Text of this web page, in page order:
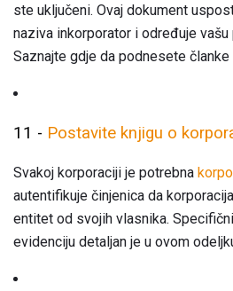
ste uključeni. Ovaj dokument
naziva inkorporator i određuje vašu
Saznajte gdje da podnesete članke
11 - Postavite knjigu o
Svakoj korporaciji je potrebna
autentifikuje činjenica da
entitet od svojih vlasnika.
evidenciju detaljan je u ovom